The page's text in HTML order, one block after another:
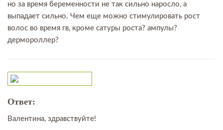
но за время беременности не так сильно наросло, а
выпадает сильно. Чем еще можно стимулировать рост
волос во время гв, кроме сатуры роста? ампулы?
дермороллер?
Ответ:
Валентина, здравствуйте!